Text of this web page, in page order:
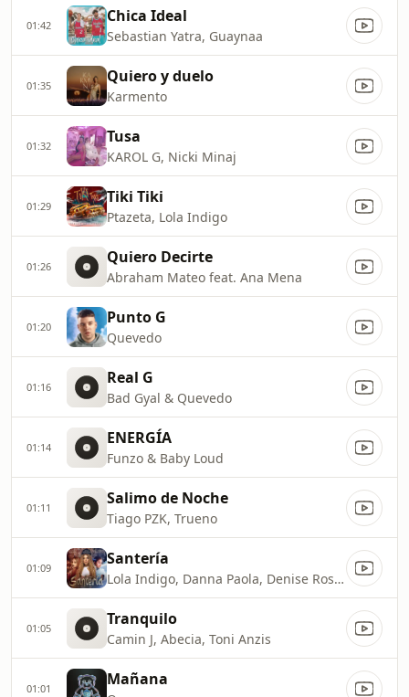
01:42 Chica Ideal
Sebastian Yatra, Guaynaa
01:35 Quiero y duelo
Karmento
01:32 Tusa
KAROL G, Nicki Minaj
01:29 Tiki Tiki
Ptazeta, Lola Indigo
01:26 Quiero Decirte
Abraham Mateo feat. Ana Mena
01:20 Punto G
Quevedo
01:16 Real G
Bad Gyal & Quevedo
01:14 ENERGÍA
Funzo & Baby Loud
01:11 Salimo de Noche
Tiago PZK, Trueno
01:09 Santería
Lola Indigo, Danna Paola, Denise Rosenthal
01:05 Tranquilo
Camin J, Abecia, Toni Anzis
01:01 Mañana